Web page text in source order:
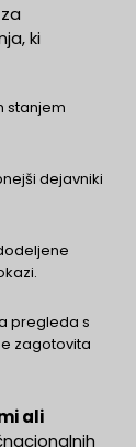
ki
stanjem
dejavniki
pregleda s
zagotovita
ali